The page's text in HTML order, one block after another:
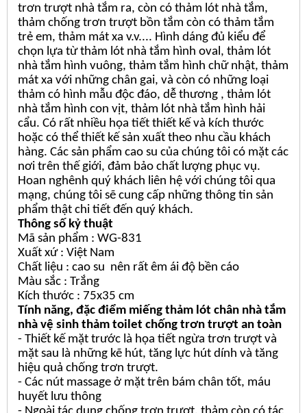
trơn trượt nhà tắm ra, còn có thảm lót nhà tắm,
thảm chống trơn trượt bồn tắm còn có thảm tắm
trẻ em, thảm mát xa v.v.... Hình dáng đủ kiểu để
chọn lựa từ thảm lót nhà tắm hình oval, thảm lót
nhà tắm hình vuông, thảm tắm hình chữ nhật, thảm
mát xa với những chân gai, và còn có những loại
thảm có hình mẫu độc đáo, dễ thương , thảm lót
nhà tắm hình con vịt, thảm lót nhà tắm hình hải
cẩu. Có rất nhiều họa tiết thiết kế và kích thước
hoặc có thể thiết kế sản xuất theo nhu cầu khách
hàng. Các sản phẩm cao su của chúng tôi có mặt các
nơi trên thế giới, đảm bảo chất lượng phục vụ.
Hoan nghênh quý khách liên hệ với chúng tôi qua
mạng, chúng tôi sẽ cung cấp những thông tin sản
phẩm thật chi tiết đến quý khách.
Thông số kỷ thuật
Mã sản phẩm : WG-831
Xuất xứ : Việt Nam
Chất liệu : cao su nên rất êm ái độ bền cáo
Màu sắc : Trắng
Kích thước : 75x35 cm
Tính năng, đặc điểm miếng thảm lót chân nhà tắm
nhà vệ sinh thảm toilet chống trơn trượt an toàn
- Thiết kế mặt trước là họa tiết ngừa trơn trượt và
mặt sau là những kẽ hút, tăng lực hút dính và tăng
hiệu quả chống trơn trượt.
- Các nút massage ở mặt trên bám chân tốt, máu
huyết lưu thông